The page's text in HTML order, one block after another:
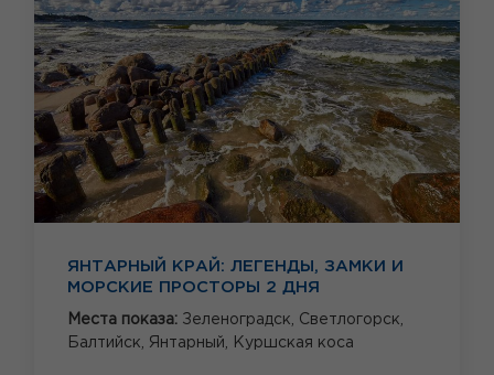
ЯНТАРНЫЙ КРАЙ: ЛЕГЕНДЫ, ЗАМКИ И
МОРСКИЕ ПРОСТОРЫ 2 ДНЯ
Места показа: Зеленоградск, Светлогорск,
Балтийск, Янтарный, Куршская коса